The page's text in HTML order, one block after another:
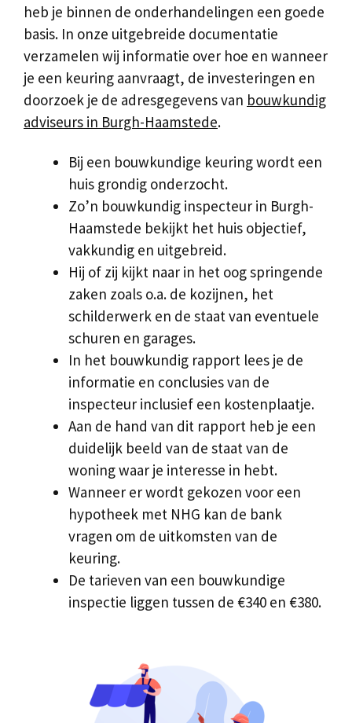
heb je binnen de onderhandelingen een goede
basis. In onze uitgebreide documentatie
verzamelen wij informatie over hoe en wanneer
je een keuring aanvraagt, de investeringen en
doorzoek je de adresgegevens van bouwkundig
adviseurs in Burgh-Haamstede.
Bij een bouwkundige keuring wordt een
huis grondig onderzocht.
Zo’n bouwkundig inspecteur in Burgh-
Haamstede bekijkt het huis objectief,
vakkundig en uitgebreid.
Hij of zij kijkt naar in het oog springende
zaken zoals o.a. de kozijnen, het
schilderwerk en de staat van eventuele
schuren en garages.
In het bouwkundig rapport lees je de
informatie en conclusies van de
inspecteur inclusief een kostenplaatje.
Aan de hand van dit rapport heb je een
duidelijk beeld van de staat van de
woning waar je interesse in hebt.
Wanneer er wordt gekozen voor een
hypotheek met NHG kan de bank
vragen om de uitkomsten van de
keuring.
De tarieven van een bouwkundige
inspectie liggen tussen de €340 en €380.